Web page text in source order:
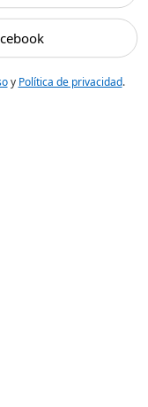
y Política de privacidad.